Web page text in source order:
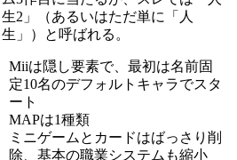
生2」（あるいはただ単に「人
生」）と呼ばれる。
Miiは隠し要素で、最初は名前固
定10名のデフォルトキャラでスタ
ート
MAPは1種類
ミニゲームとカードはばっさり削
除、基本の職業システムも縮小